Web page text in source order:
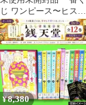
じ ワンピース〜ヒスト
リーオブルフィ〜フェ
イスタオル
¥8,380